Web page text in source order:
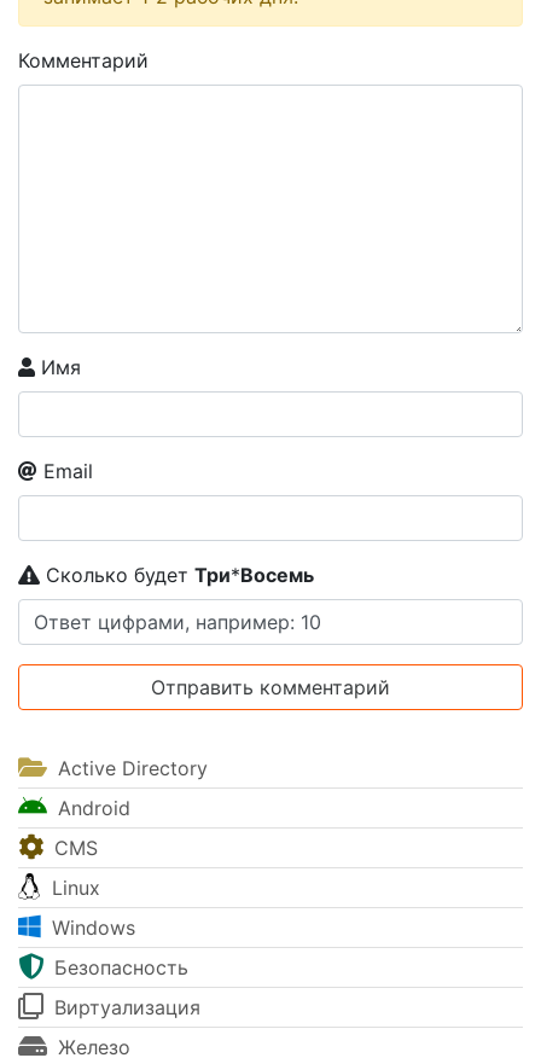
Комментарий
Имя
Email
Сколько будет Tpи*Boceмь
Active Directory
Android
CMS
Linux
Windows
Безопасность
Виртуализация
Железо